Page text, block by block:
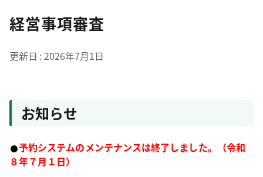
経営事項審査
更新日 2026年7月1日
お知らせ
予約システムのメンテナンスは終了しました。（令和
８年７月１日）